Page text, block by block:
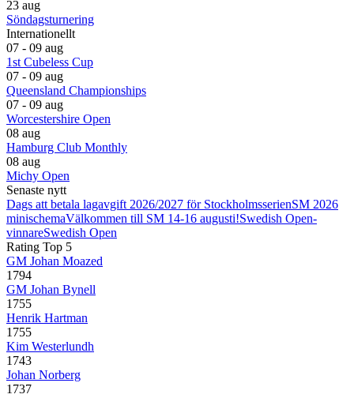
23 aug
Söndagsturnering
Internationellt
07 - 09 aug
1st Cubeless Cup
07 - 09 aug
Queensland Championships
07 - 09 aug
Worcestershire Open
08 aug
Hamburg Club Monthly
08 aug
Michy Open
Senaste nytt
Dags att betala lagavgift 2026/2027 för StockholmsserienSM 2026
minischemaVälkommen till SM 14-16 augusti!Swedish Open-
vinnareSwedish Open
Rating Top 5
GM Johan Moazed
1794
GM Johan Bynell
1755
Henrik Hartman
1755
Kim Westerlundh
1743
Johan Norberg
1737